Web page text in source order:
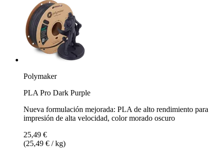
Polymaker
PLA Pro Dark Purple
Nueva formulación mejorada: PLA de alto rendimiento para
impresión de alta velocidad, color morado oscuro
25,49 €
(25,49 € / kg)